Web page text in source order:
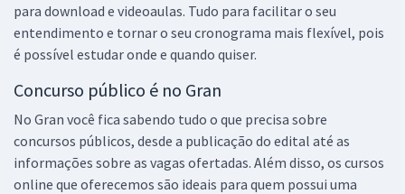
para download e videoaulas. Tudo para facilitar o seu
entendimento e tornar o seu cronograma mais flexível, pois
é possível estudar onde e quando quiser.
Concurso público é no Gran
No Gran você fica sabendo tudo o que precisa sobre
concursos públicos, desde a publicação do edital até as
informações sobre as vagas ofertadas. Além disso, os cursos
online que oferecemos são ideais para quem possui uma